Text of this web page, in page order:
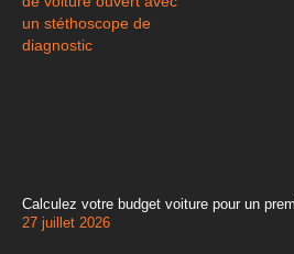
Calculez votre budget voiture pour un
27 juillet 2026